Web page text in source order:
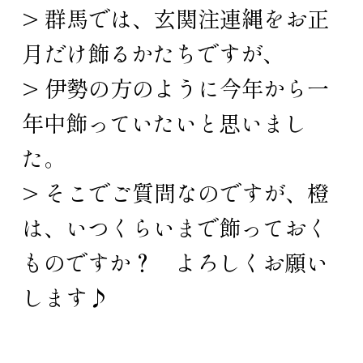
> 群馬では、玄関注連縄をお正
月だけ飾るかたちですが、
> 伊勢の方のように今年から一
年中飾っていたいと思いまし
た。
> そこでご質問なのですが、橙
は、いつくらいまで飾っておく
ものですか？ よろしくお願い
します♪